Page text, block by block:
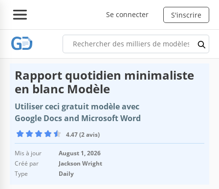
Se connecter S'inscrire
Rapport quotidien minimaliste
en blanc Modèle
Utiliser ceci gratuit modèle avec
Google Docs and Microsoft Word
4.47 (2 avis)
Mis à jour
August 1, 2026
Créé par
Jackson Wright
Type
Daily